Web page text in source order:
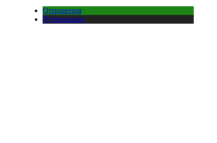
Отношения
Публикации